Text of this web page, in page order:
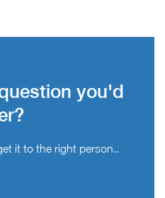
you'd
it to the right person..